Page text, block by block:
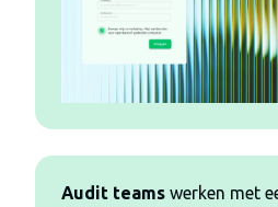
Audit teamswerken met